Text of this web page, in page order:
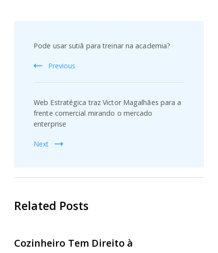
Navigation
Pode usar sutiã para treinar na academia?
Previous
Web Estratégica traz Victor Magalhães para a
frente comercial mirando o mercado
enterprise
Next
Related Posts
Cozinheiro Tem Direito à